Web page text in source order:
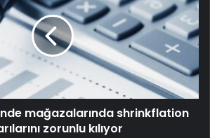
mağazalarında shrinkflation
zorunlu kılıyor